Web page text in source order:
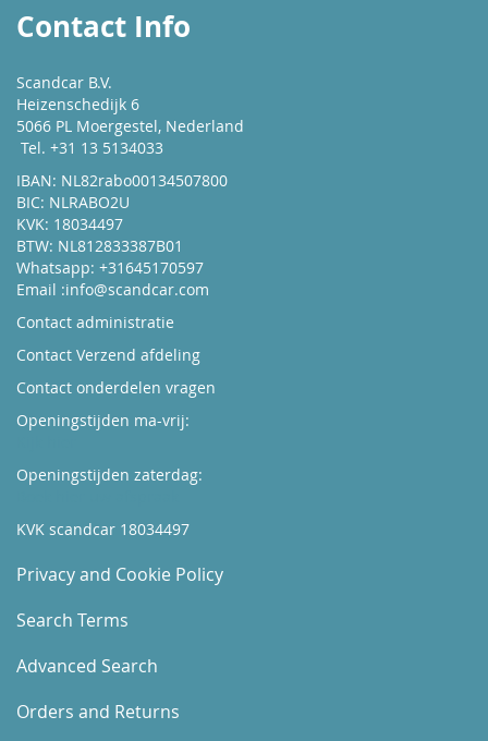
Contact Info
Scandcar B.V.
Heizenschedijk 6
5066 PL Moergestel, Nederland
Tel. +31 13 5134033
IBAN: NL82rabo00134507800
BIC: NLRABO2U
KVK: 18034497
BTW: NL812833387B01
Whatsapp: +31645170597
Email :info@scandcar.com
Contact administratie
Contact Verzend afdeling
Contact onderdelen vragen
Openingstijden ma-vrij:
Openingstijden zaterdag:
KVK scandcar 18034497
Privacy and Cookie Policy
Search Terms
Advanced Search
Orders and Returns